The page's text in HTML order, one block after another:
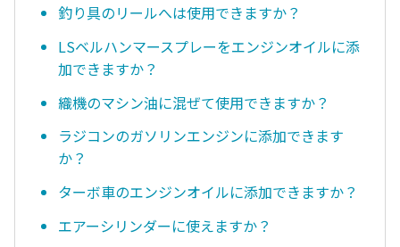
釣り具のリールへは使用できますか？
LSベルハンマースプレーをエンジンオイルに添
加できますか？
織機のマシン油に混ぜて使用できますか？
ラジコンのガソリンエンジンに添加できます
か？
ターボ車のエンジンオイルに添加できますか？
エアーシリンダーに使えますか？